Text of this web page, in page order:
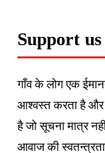
Support us
गाँव के लोग एक
आश्वस्त करता है और
है जो सूचना मात्र
आवाज की स्वतन्त्रता